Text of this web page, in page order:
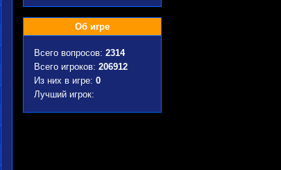
Об игре
Всего вопросов: 2314
Всего игроков: 206912
Из них в игре: 0
Лучший игрок: